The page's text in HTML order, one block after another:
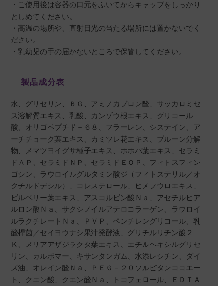
・ご使用後は容器の口元をふいてからキャップをしっかり
としめてください。
・高温の場所や、直射日光の当たる場所には置かないでく
ださい。
・乳幼児の手の届かないところで保管してください。
製品成分表
水、グリセリン、ＢＧ、アミノカプロン酸、サッカロミセ
ス溶解質エキス、乳酸、カンゾウ根エキス、グリコール
酸、オリゴペプチド－６８、フラーレン、システイン、ア
ーチチョーク葉エキス、カミツレ花エキス、プルーン分解
物、メマツヨイグサ種子エキス、ホホバ葉エキス、セラミ
ドＡＰ、セラミドＮＰ、セラミドＥＯＰ、フィトスフィン
ゴシン、ラウロイルグルタミン酸ジ（フィトステリル／オ
クチルドデシル）、コレステロール、ヒメフウロエキス、
ビルベリー葉エキス、アスコルビン酸Ｎａ、アセチルヒア
ルロン酸Ｎａ、サクシノイルアテロコラーゲン、ラウロイ
ルラクチレートＮａ、ＰＶＰ、ペンチレングリコール、乳
酸桿菌／セイヨウナシ果汁発酵液、グリチルリチン酸２
Ｋ、メリアアザジラクタ葉エキス、エチルヘキシルグリセ
リン、カルボマー、キサンタンガム、水添レシチン、ダイ
ズ油、オレイン酸Ｎａ、ＰＥＧ－２０ソルビタンココエー
ト、クエン酸、クエン酸Ｎａ、トコフェロール、ＥＤＴＡ